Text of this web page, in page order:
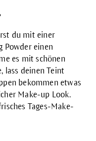
du mit einer
Powdereinen
es mit schönen
lass deinen Teint
bekommen etwas
Make-up Look.
Tages-Make-